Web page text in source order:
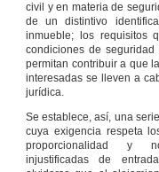
civil y en materia de
de un distintivo
inmueble; los requisitos
condiciones de
permitan contribuir a que
interesadas se lleven a
jurídica.
Se establece, así, una
cuya exigencia respeta
proporcionalidad y
injustificadas de